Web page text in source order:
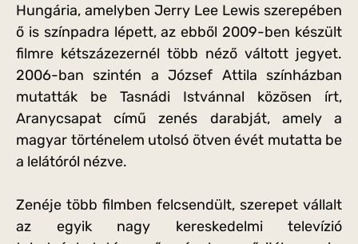
Hungária, amelyben Jerry Lee Lewis szerepében
ő is színpadra lépett, az ebből 2009-ben készült
filmre kétszázezernél több néző váltott jegyet.
2006-ban szintén a József Attila színházban
mutatták be Tasnádi Istvánnal közösen írt,
Aranycsapat című zenés darabját, amely a
magyar történelem utolsó ötven évét mutatta be
a lelátóról nézve.
Zenéje több filmben felcsendült, szerepet vállalt
az egyik nagy kereskedelmi televízió